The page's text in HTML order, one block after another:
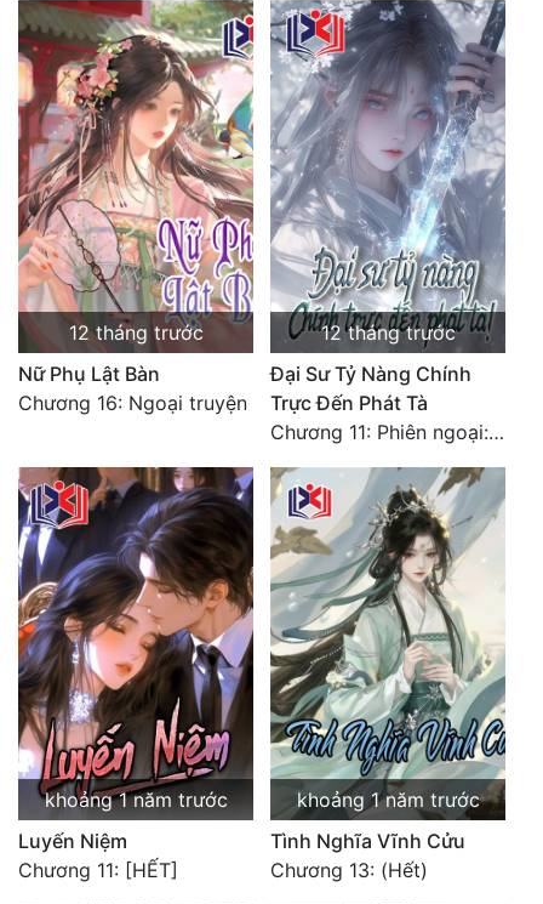
12 tháng trước
Nữ Phụ Lật Bàn
Chương 16: Ngoại truyện
12 tháng trước
Đại Sư Tỷ Nàng Chính
Trực Đến Phát Tà
Chương 11: Phiên ngoại: Góc nhìn của Bạch Phong
khoảng 1 năm trước
Luyến Niệm
Chương 11: [HẾT]
khoảng 1 năm trước
Tình Nghĩa Vĩnh Cửu
Chương 13: (Hết)